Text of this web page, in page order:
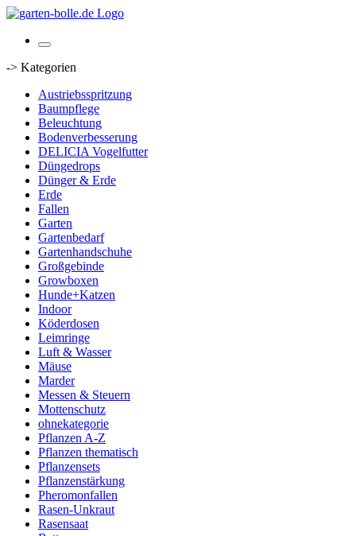
-> Kategorien
Austriebsspritzung
Baumpflege
Beleuchtung
Bodenverbesserung
DELICIA Vogelfutter
Düngedrops
Dünger & Erde
Erde
Fallen
Garten
Gartenbedarf
Gartenhandschuhe
Großgebinde
Growboxen
Hunde+Katzen
Indoor
Köderdosen
Leimringe
Luft & Wasser
Mäuse
Marder
Messen & Steuern
Mottenschutz
ohnekategorie
Pflanzen A-Z
Pflanzen thematisch
Pflanzensets
Pflanzenstärkung
Pheromonfallen
Rasen-Unkraut
Rasensaat